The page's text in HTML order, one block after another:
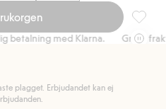
med Klarna. Gratis
plagget. Erbjudandet kan ej